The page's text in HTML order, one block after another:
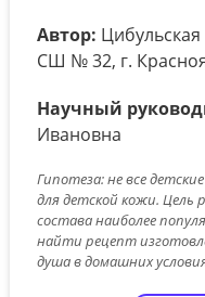
Автор:
СШ № 32, г.
Научный
Ивановна
Гипотеза: не все
для детской кожи. Цель
состава наиболее
найти рецепт
душа в домашних